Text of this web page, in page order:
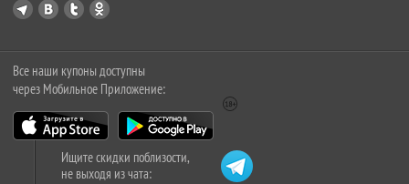
Все наши купоны доступны
через Мобильное Приложение:
Ищите скидки поблизости,
не выходя из чата: